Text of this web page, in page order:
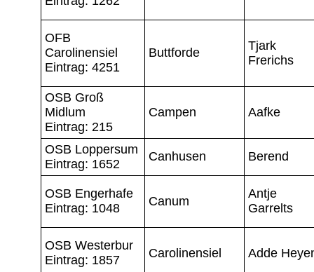
OFB
Carolinensiel
Eintrag: 4251
Buttforde
Tjark
Frerichs
OSB Groß
Midlum
Eintrag: 215
Campen Aafke
OSB Loppersum
Eintrag: 1652
Canhusen Berend
OSB Engerhafe
Eintrag: 1048
Canum
Antje
Garrelts
OSB Westerbur
Eintrag: 1857
Carolinensiel Adde